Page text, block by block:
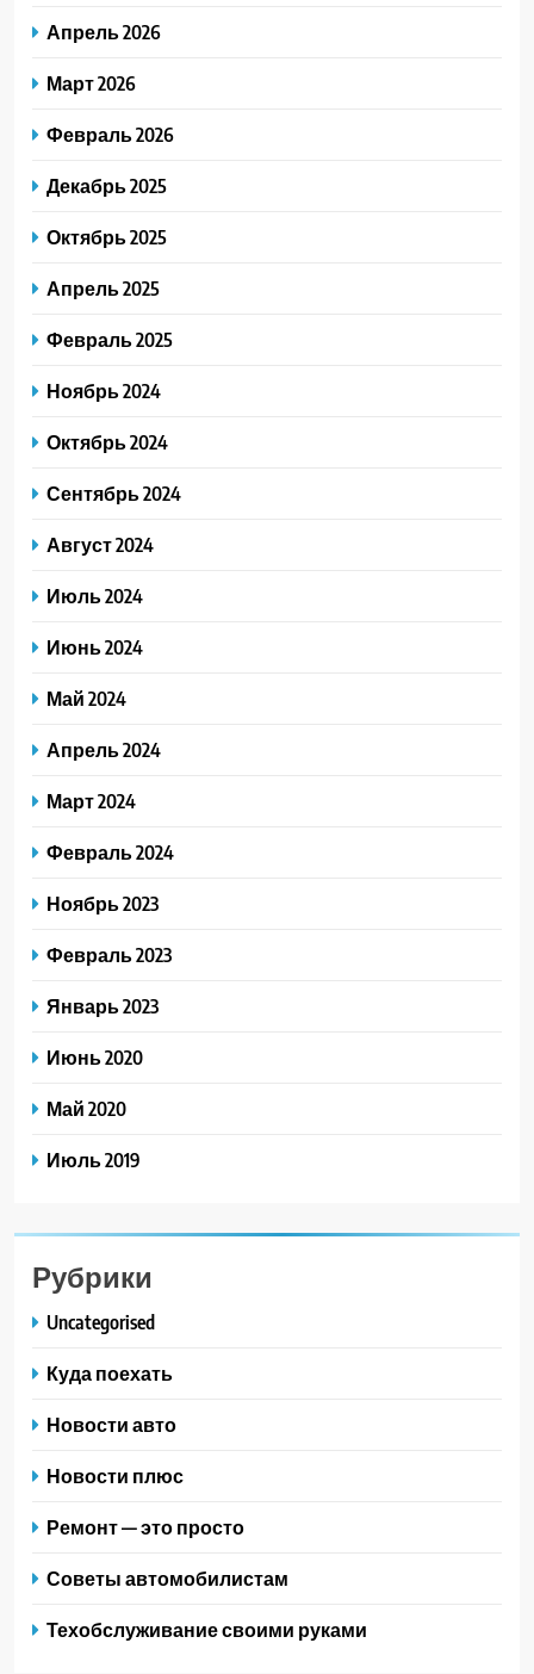
Апрель 2026
Март 2026
Февраль 2026
Декабрь 2025
Октябрь 2025
Апрель 2025
Февраль 2025
Ноябрь 2024
Октябрь 2024
Сентябрь 2024
Август 2024
Июль 2024
Июнь 2024
Май 2024
Апрель 2024
Март 2024
Февраль 2024
Ноябрь 2023
Февраль 2023
Январь 2023
Июнь 2020
Май 2020
Июль 2019
Рубрики
Uncategorised
Куда поехать
Новости авто
Новости плюс
Ремонт — это просто
Советы автомобилистам
Техобслуживание своими руками